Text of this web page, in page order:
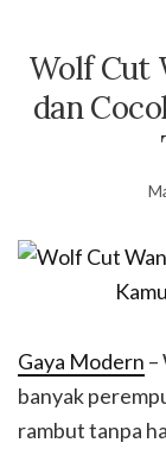
Wolf Cut
dan
Gaya Modern –
banyak
rambut tanpa